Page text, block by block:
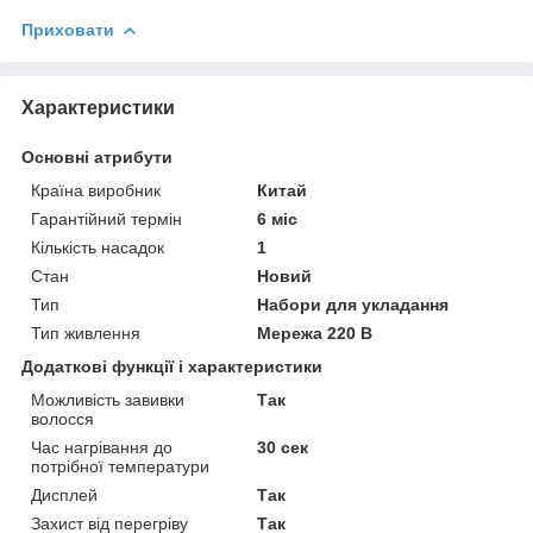
Приховати
Характеристики
Основні атрибути
Країна виробник
Китай
Гарантійний термін
6 міс
Кількість насадок
1
Стан
Новий
Тип
Набори для укладання
Тип живлення
Мережа 220 В
Додаткові функції і характеристики
Можливість завивки
волосся
Так
Час нагрівання до
потрібної температури
30 сек
Дисплей
Так
Захист від перегріву
Так